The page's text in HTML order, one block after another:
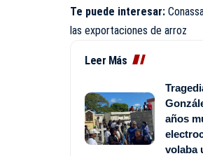
Te puede interesar:
las exportaciones de arroz
Leer Más
años
volaba